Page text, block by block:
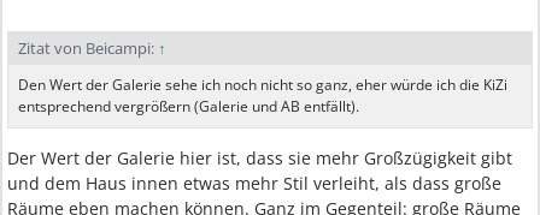
Zitat von Beicampi: ↑
Den Wert der Galerie sehe ich noch nicht so ganz, eher würde ich die KiZi
entsprechend vergrößern (Galerie und AB entfällt).
Der Wert der Galerie hier ist, dass sie mehr Großzügigkeit gibt
und dem Haus innen etwas mehr Stil verleiht, als dass große
Räume eben machen können. Ganz im Gegenteil: große Räume